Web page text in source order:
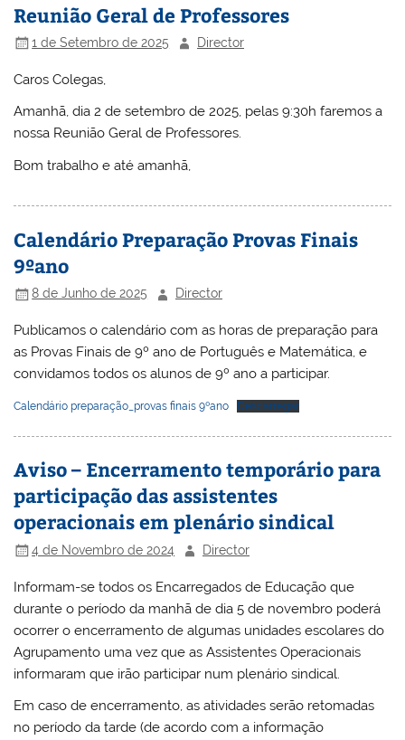
Reunião Geral de Professores
1 de Setembro de 2025 Director
Caros Colegas,
Amanhã, dia 2 de setembro de 2025, pelas 9:30h faremos a
nossa Reunião Geral de Professores.
Bom trabalho e até amanhã,
Calendário Preparação Provas Finais
9ºano
8 de Junho de 2025 Director
Publicamos o calendário com as horas de preparação para
as Provas Finais de 9º ano de Português e Matemática, e
convidamos todos os alunos de 9º ano a participar.
Calendário preparação_provas finais 9ºano Descarregar
Aviso – Encerramento temporário para
participação das assistentes
operacionais em plenário sindical
4 de Novembro de 2024 Director
Informam-se todos os Encarregados de Educação que
durante o período da manhã de dia 5 de novembro poderá
ocorrer o encerramento de algumas unidades escolares do
Agrupamento uma vez que as Assistentes Operacionais
informaram que irão participar num plenário sindical.
Em caso de encerramento, as atividades serão retomadas
no período da tarde (de acordo com a informação